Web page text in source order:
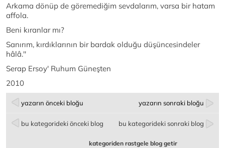
Arkama dönüp de göremediğim sevdalarım, varsa bir hatam
affola.
Beni kıranlar mı?
Sanırım, kırdıklarının bir bardak olduğu düşüncesindeler
hâlâ.''
Serap Ersoy' Ruhum Güneşten
2010
yazarın önceki bloğu yazarın sonraki bloğu
bu kategorideki önceki blog bu kategorideki sonraki blog
kategoriden rastgele blog getir